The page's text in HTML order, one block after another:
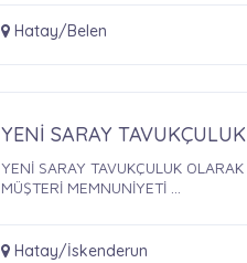
Hatay/Belen
YENİ SARAY
YENİ SARAY TAVUKÇULUK OLARAK SÜREKLİ ARTAN HİZMET KALİTESİ VE
MÜŞTERİ MEMNUNİYETİ ...
Hatay/İskenderun